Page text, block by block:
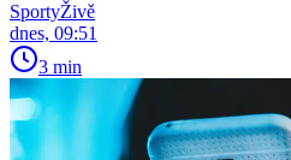
SportyŽivě
dnes, 09:51
3 min